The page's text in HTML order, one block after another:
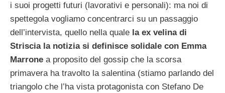
i suoi progetti futuri (lavorativi e personali): ma noi di
spettegola vogliamo concentrarci su un passaggio
dell’intervista, quello nella quale la ex velina di
Striscia la notizia si definisce solidale con Emma
Marrone a proposito del gossip che la scorsa
primavera ha travolto la salentina (stiamo parlando del
triangolo che l’ha vista protagonista con Stefano De